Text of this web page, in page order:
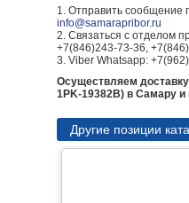
1. Отправить сообщение
info@samarapribor.ru
2. Связаться с отделом
+7(846)243-73-36,
3. Viber Whatsapp:
Осуществляем
1PK-19382B) в Самару и
Другие позиции